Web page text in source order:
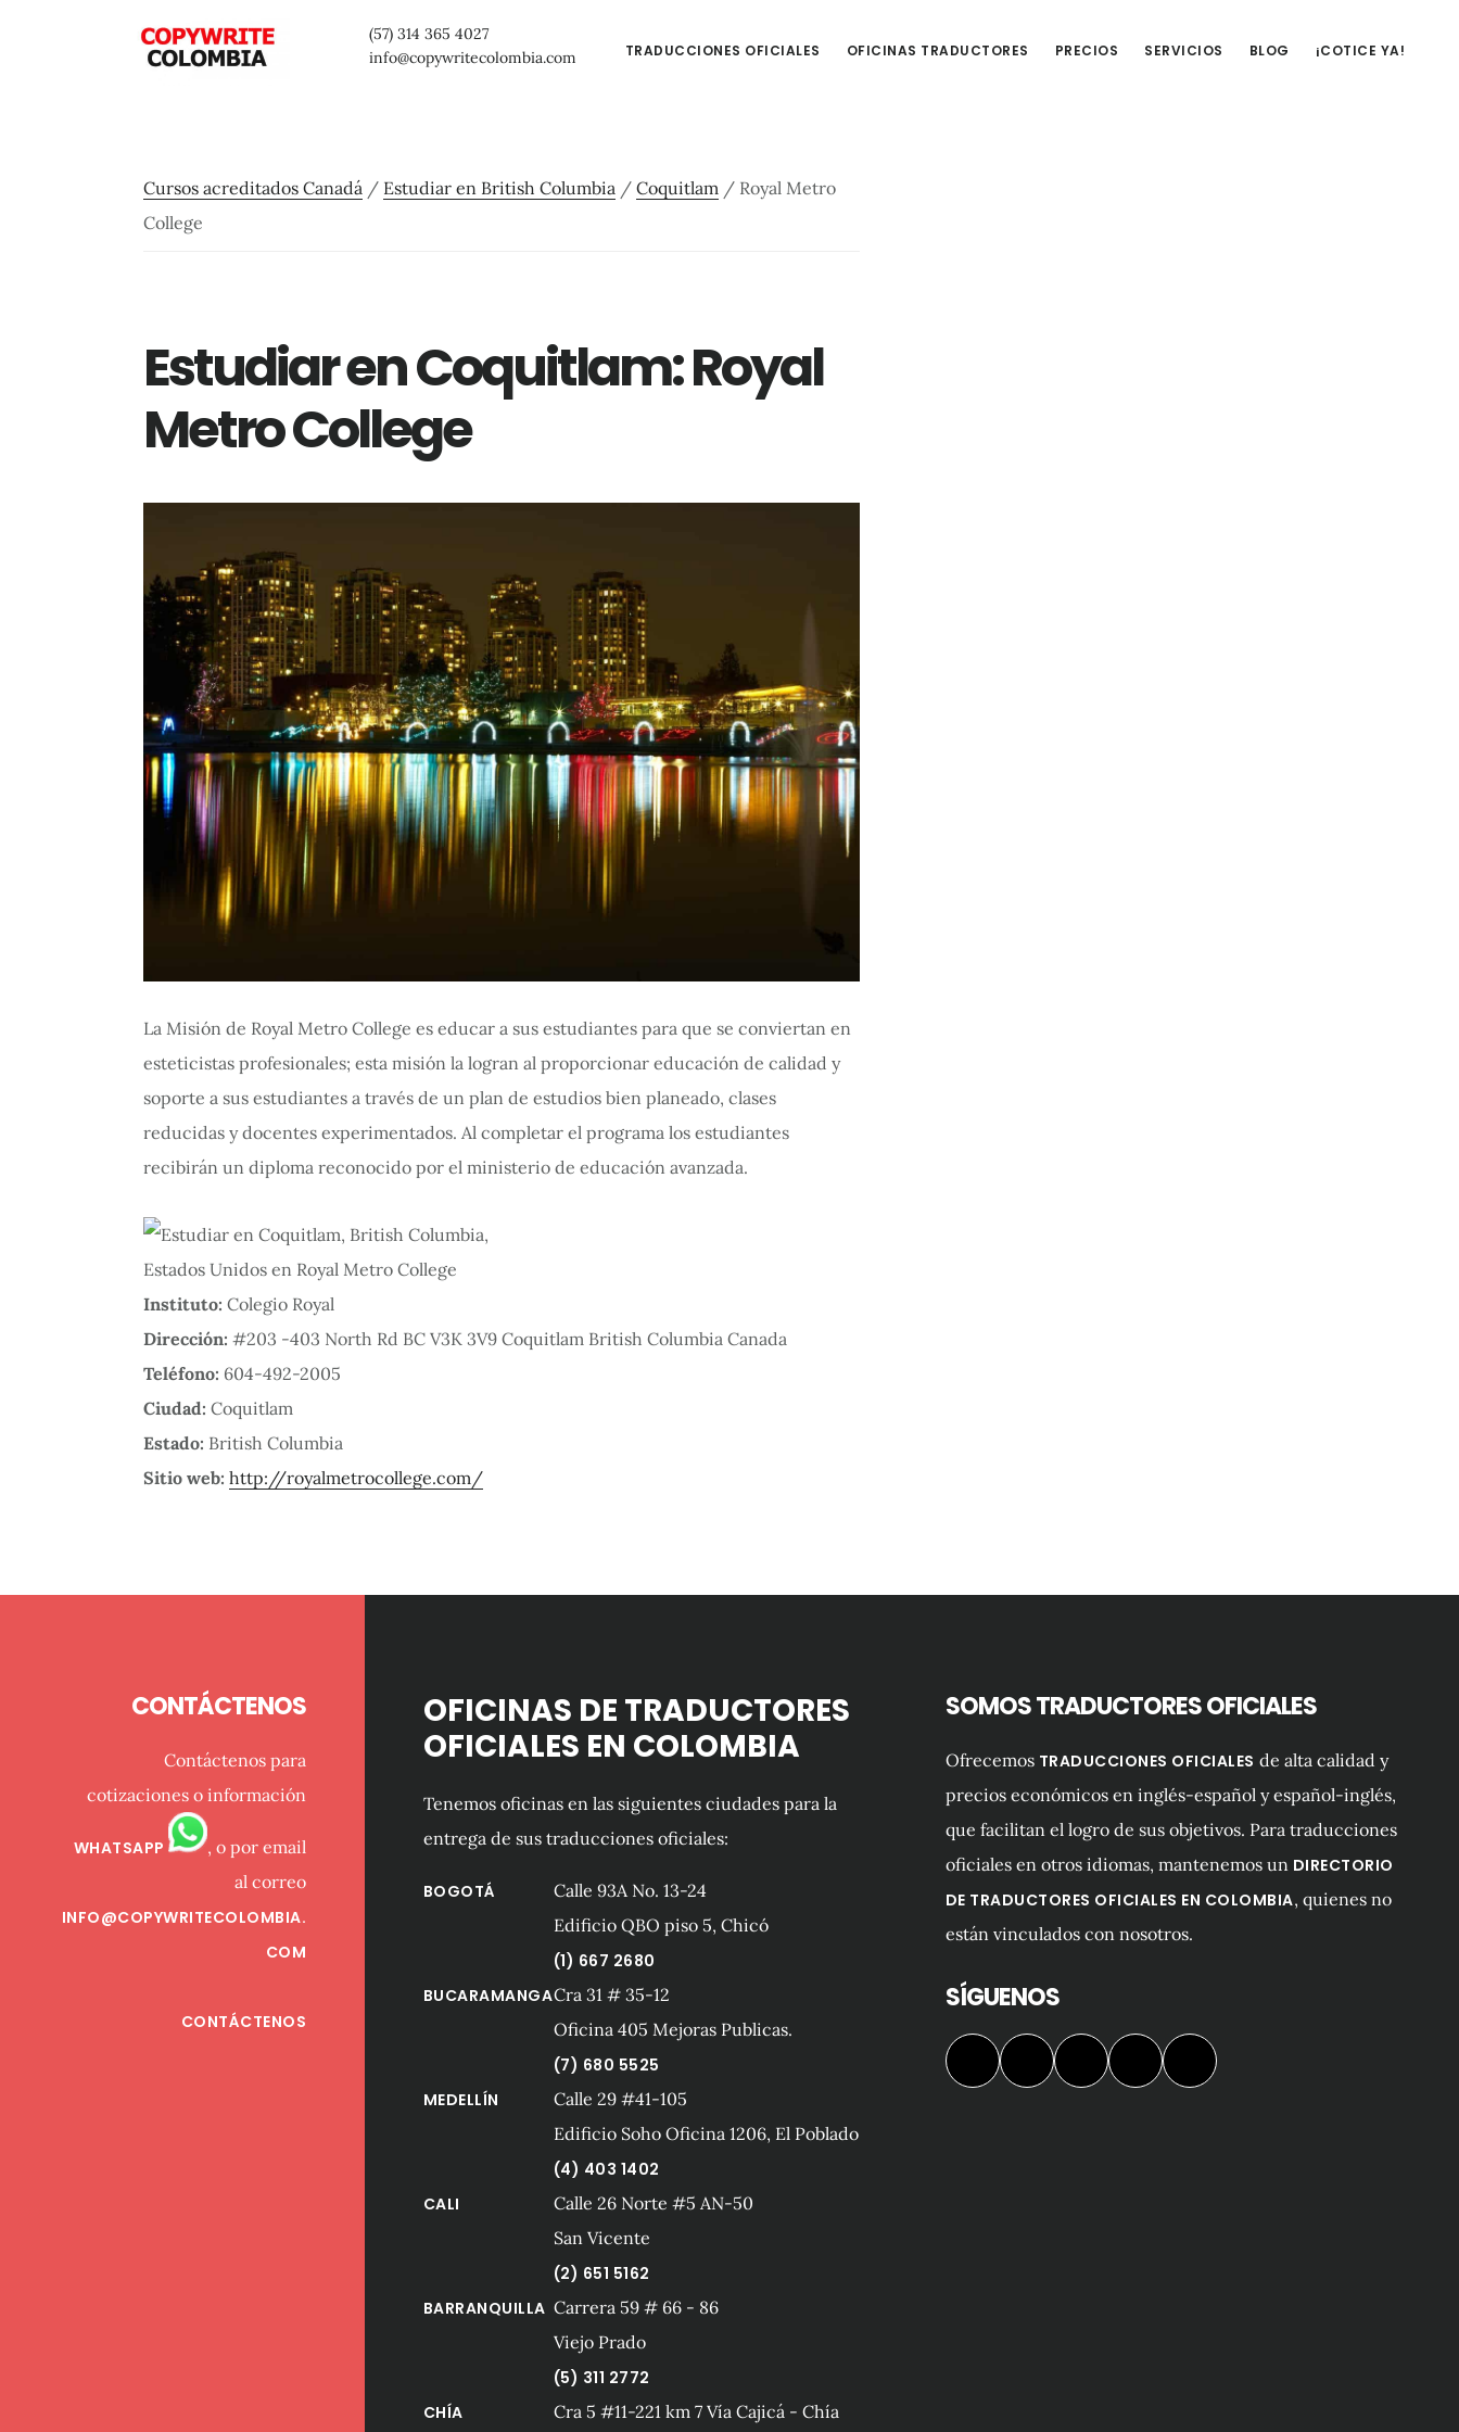
(57) 314 365 4027
info@copywritecolombia.com
TRADUCCIONES OFICIALES OFICINAS TRADUCTORES PRECIOS SERVICIOS BLOG ¡COTICE YA!
Cursos acreditados Canadá / Estudiar en British Columbia / Coquitlam / Royal Metro
College
Estudiar en Coquitlam: Royal
Metro College
La Misión de Royal Metro College es educar a sus estudiantes para que se conviertan en
esteticistas profesionales; esta misión la logran al proporcionar educación de calidad y
soporte a sus estudiantes a través de un plan de estudios bien planeado, clases
reducidas y docentes experimentados. Al completar el programa los estudiantes
recibirán un diploma reconocido por el ministerio de educación avanzada.
Instituto: Colegio Royal
Dirección: #203 -403 North Rd BC V3K 3V9 Coquitlam British Columbia Canada
Teléfono: 604-492-2005
Ciudad: Coquitlam
Estado: British Columbia
Sitio web: http://royalmetrocollege.com/
CONTÁCTENOS
Contáctenos para
cotizaciones o información
WHATSAPP
, o por email
al correo
INFO@COPYWRITECOLOMBIA.
COM
CONTÁCTENOS
OFICINAS DE TRADUCTORES
OFICIALES EN COLOMBIA
Tenemos oficinas en las siguientes ciudades para la
entrega de sus traducciones oficiales:
BOGOTÁ
Calle 93A No. 13-24
Edificio QBO piso 5, Chicó
(1) 667 2680
BUCARAMANGACra 31 # 35-12
Oficina 405 Mejoras Publicas.
(7) 680 5525
MEDELLÍN
Calle 29 #41-105
Edificio Soho Oficina 1206, El Poblado
(4) 403 1402
CALI
Calle 26 Norte #5 AN-50
San Vicente
(2) 651 5162
BARRANQUILLA Carrera 59 # 66 - 86
Viejo Prado
(5) 311 2772
CHÍA
Cra 5 #11-221 km 7 Vía Cajicá - Chía
SOMOS TRADUCTORES OFICIALES
Ofrecemos TRADUCCIONES OFICIALES de alta calidad y
precios económicos en inglés-español y español-inglés,
que facilitan el logro de sus objetivos. Para traducciones
oficiales en otros idiomas, mantenemos un DIRECTORIO
DE TRADUCTORES OFICIALES EN COLOMBIA, quienes no
están vinculados con nosotros.
SÍGUENOS